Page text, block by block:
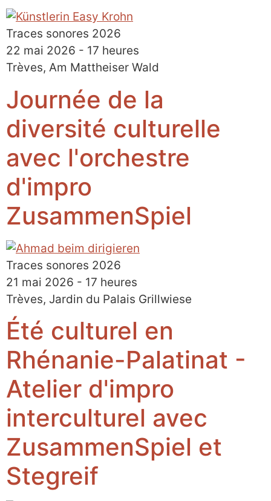
Traces sonores 2026
22 mai 2026 - 17 heures
Trèves, Am Mattheiser Wald
Journée de la
diversité culturelle
avec l'orchestre
d'impro
ZusammenSpiel
Traces sonores 2026
21 mai 2026 - 17 heures
Trèves, Jardin du Palais Grillwiese
Été culturel en
Rhénanie-Palatinat -
Atelier d'impro
interculturel avec
ZusammenSpiel et
Stegreif